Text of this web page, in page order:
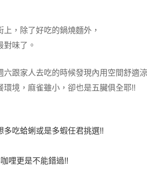
，除了好吃的鍋燒麵外，
味了。
跟家人去吃的時候發現內用空間舒適涼
境，麻雀雖小，卻也是五臟俱全耶!!
吃蛤蜊或是多蝦任君挑選!!
哩更是不能錯過!!